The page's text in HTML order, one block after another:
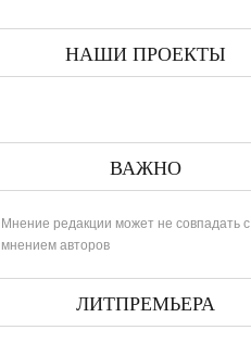
НАШИ ПРОЕКТЫ
ВАЖНО
Мнение редакции может не совпадать с
мнением авторов
ЛИТПРЕМЬЕРА